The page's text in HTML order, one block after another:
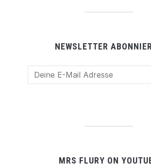
NEWSLETTER
MRS FLURY ON